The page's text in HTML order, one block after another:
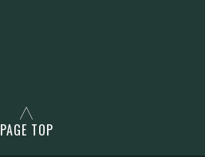
PAGE TOP